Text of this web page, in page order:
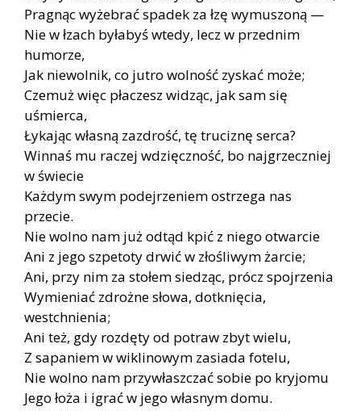
Pragnąc wyżebrać spadek za łzę wymuszoną —
Nie w łzach byłabyś wtedy, lecz w przednim
humorze,
Jak niewolnik, co jutro wolność zyskać może;
Czemuż więc płaczesz widząc, jak sam się
uśmierca,
Łykając własną zazdrość, tę truciznę serca?
Winnaś mu raczej wdzięczność, bo najgrzeczniej
w świecie
Każdym swym podejrzeniem ostrzega nas
przecie.
Nie wolno nam już odtąd kpić z niego otwarcie
Ani z jego szpetoty drwić w złośliwym żarcie;
Ani, przy nim za stołem siedząc, prócz spojrzenia
Wymieniać zdrożne słowa, dotknięcia,
westchnienia;
Ani też, gdy rozdęty od potraw zbyt wielu,
Z sapaniem w wiklinowym zasiada fotelu,
Nie wolno nam przywłaszczać sobie po kryjomu
Jego łoża i igrać w jego własnym domu.